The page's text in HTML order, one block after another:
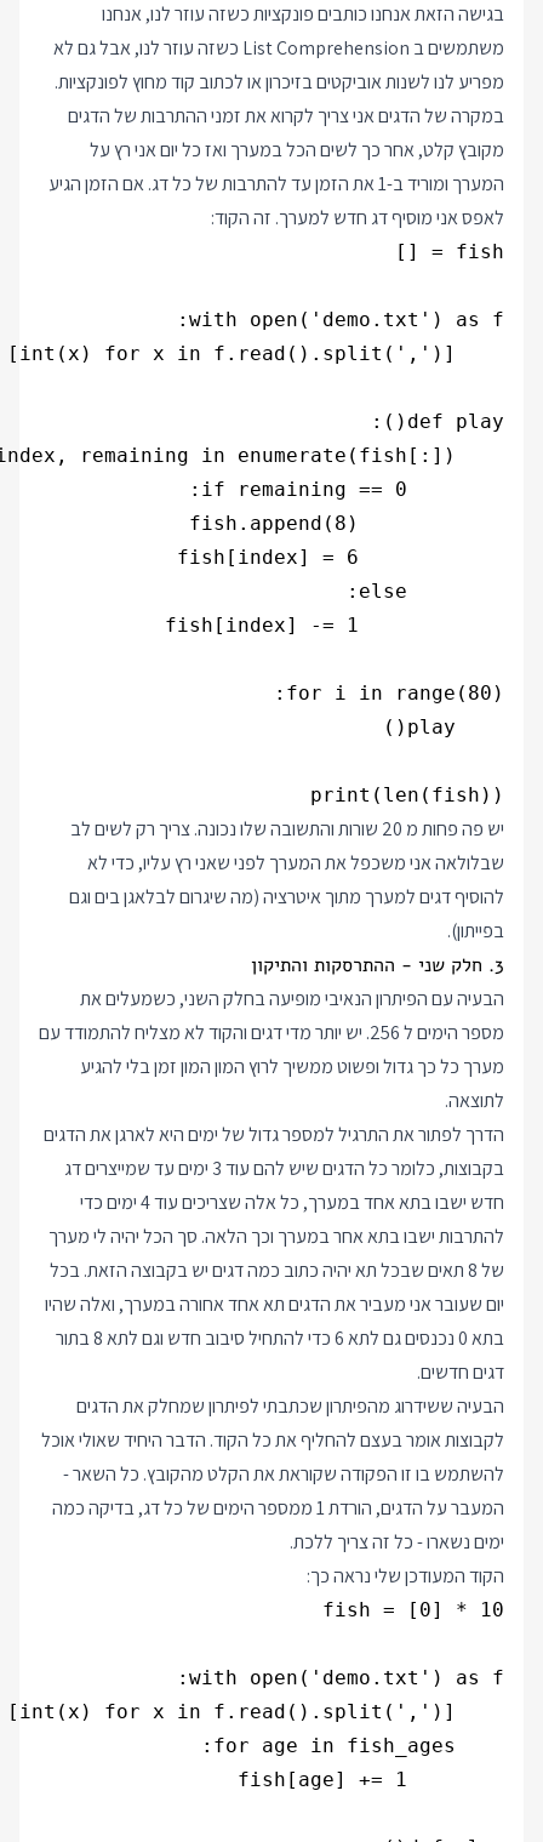
בגישה הזאת אנחנו כותבים פונקציות כשזה עוזר לנו, אנחנו
משתמשים ב List Comprehension כשזה עוזר לנו, אבל גם לא
מפריע לנו לשנות אוביקטים בזיכרון או לכתוב קוד מחוץ לפונקציות.
במקרה של הדגים אני צריך לקרוא את זמני ההתרבות של הדגים
מקובץ קלט, אחר כך לשים הכל במערך ואז כל יום אני רץ על
המערך ומוריד ב-1 את הזמן עד להתרבות של כל דג. אם הזמן הגיע
לאפס אני מוסיף דג חדש למערך. זה הקוד:
print(len(fish))
יש פה פחות מ 20 שורות והתשובה שלו נכונה. צריך רק לשים לב
שבלולאה אני משכפל את המערך לפני שאני רץ עליו, כדי לא
להוסיף דגים למערך מתוך איטרציה (מה שיגרום לבלאגן בים וגם
בפייתון).
3. חלק שני - ההתרסקות והתיקון
הבעיה עם הפיתרון הנאיבי מופיעה בחלק השני, כשמעלים את
מספר הימים ל 256. יש יותר מדי דגים והקוד לא מצליח להתמודד עם
מערך כל כך גדול ופשוט ממשיך לרוץ המון המון זמן בלי להגיע
לתוצאה.
הדרך לפתור את התרגיל למספר גדול של ימים היא לארגן את הדגים
בקבוצות, כלומר כל הדגים שיש להם עוד 3 ימים עד שמייצרים דג
חדש ישבו בתא אחד במערך, כל אלה שצריכים עוד 4 ימים כדי
להתרבות ישבו בתא אחר במערך וכך הלאה. סך הכל יהיה לי מערך
של 8 תאים שבכל תא יהיה כתוב כמה דגים יש בקבוצה הזאת. בכל
יום שעובר אני מעביר את הדגים תא אחד אחורה במערך, ואלה שהיו
בתא 0 נכנסים גם לתא 6 כדי להתחיל סיבוב חדש וגם לתא 8 בתור
דגים חדשים.
הבעיה ששידרוג מהפיתרון שכתבתי לפיתרון שמחלק את הדגים
לקבוצות אומר בעצם להחליף את כל הקוד. הדבר היחיד שאולי אוכל
להשתמש בו זו הפקודה שקוראת את הקלט מהקובץ. כל השאר -
המעבר על הדגים, הורדת 1 ממספר הימים של כל דג, בדיקה כמה
ימים נשארו - כל זה צריך ללכת.
הקוד המעודכן שלי נראה כך: